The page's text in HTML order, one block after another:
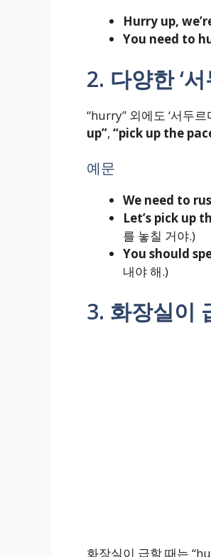
Hurry up,
You need to
2. 다양한 ‘
“hurry” 외에도 ‘서두
up”, “pick up the
예문
We need to
Let’s pick up
를 놓칠 거야.)
You should
내야 해.)
3. 화장실이
화장실이 급할 때는